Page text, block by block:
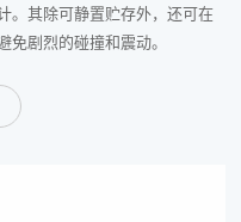
。其除可静置贮存外，还可在
免剧烈的碰撞和震动。